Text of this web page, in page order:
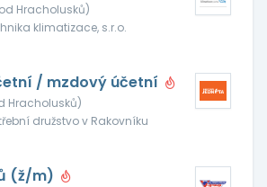
Hracholusků)
klimatizace, s.r.o.
/ mzdový účetní
Hracholusků)
družstvo v Rakovníku
(ž/m)